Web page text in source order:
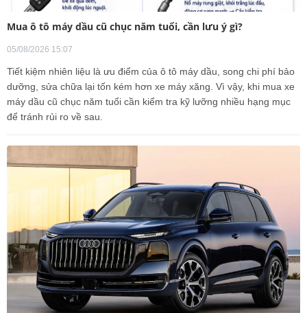
Mua ô tô máy dầu cũ chục năm tuổi, cần lưu ý gì?
05/08/2026 15:07
Tiết kiệm nhiên liệu là ưu điểm của ô tô máy dầu, song chi phí bảo
dưỡng, sửa chữa lại tốn kém hơn xe máy xăng. Vì vậy, khi mua xe
máy dầu cũ chục năm tuổi cần kiểm tra kỹ lưỡng nhiều hạng mục
để tránh rủi ro về sau.